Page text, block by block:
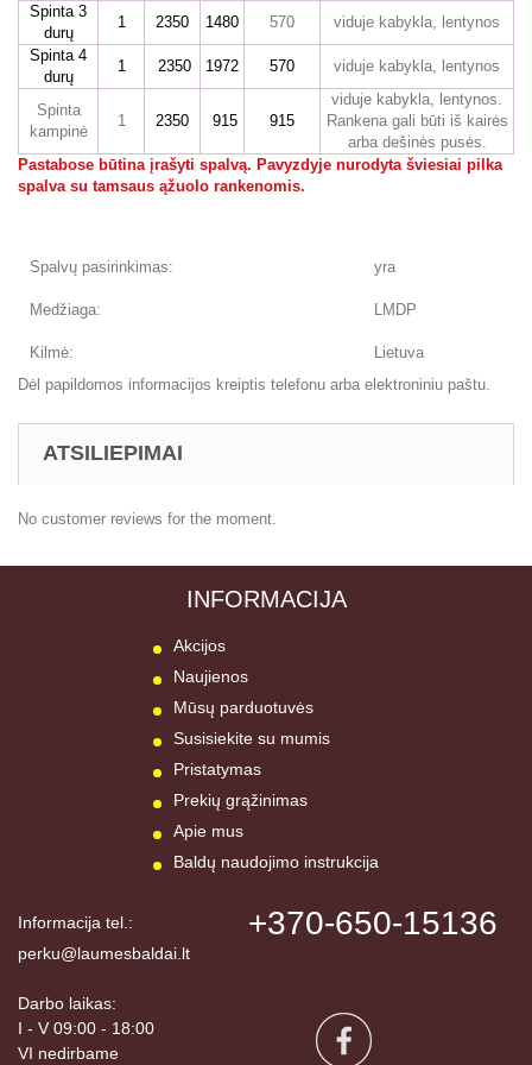
Spinta 3
durų
1 2350 1480 570
viduje kabykla, lentynos
Spinta 4
durų
1 2350 1972 570 viduje kabykla, lentynos
Spinta
kampinė
1 2350 915 915
viduje kabykla, lentynos.
Rankena gali būti iš kairės
arba dešinės pusės.
Pastabose būtina įrašyti spalvą. Pavyzdyje nurodyta šviesiai pilka
spalva su tamsaus ąžuolo rankenomis.
Spalvų pasirinkimas: yra
Medžiaga: LMDP
Kilmė:
Lietuva
Dėl papildomos informacijos kreiptis telefonu arba elektroniniu paštu.
ATSILIEPIMAI
No customer reviews for the moment.
INFORMACIJA
Akcijos
Naujienos
Mūsų parduotuvės
Susisiekite su mumis
Pristatymas
Prekių grąžinimas
Apie mus
Baldų naudojimo instrukcija
Informacija tel.: +370-650-15136
perku@laumesbaldai.lt
Darbo laikas:
I - V 09:00 - 18:00
VI nedirbame